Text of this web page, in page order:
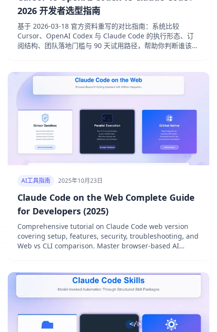
2026 开发者选型指南
基于 2026-03-18 官方资料重写的对比指南：系统比较
Cursor、OpenAI Codex 与 Claude Code 的执行形态、订
阅结构、团队落地门槛与 90 天试用路径，帮助你判断谁该做
AI工具指南 2025年10月23日
Claude Code on the Web Complete Guide
for Developers (2025)
Comprehensive tutorial on Claude Code web version
covering setup, features, security, troubleshooting, and
Web vs CLI comparison. Master browser-based AI